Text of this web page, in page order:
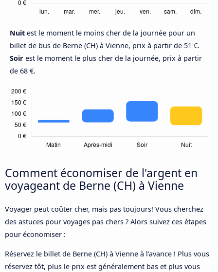
Nuit est le moment le moins cher de la journée pour un
billet de bus de Berne (CH) à Vienne, prix à partir de 51 €.
Soir est le moment le plus cher de la journée, prix à partir
de 68 €.
Comment économiser de l'argent en
voyageant de Berne (CH) à Vienne
Voyager peut coûter cher, mais pas toujours! Vous cherchez
des astuces pour voyages pas chers ? Alors suivez ces étapes
pour économiser :
Réservez le billet de Berne (CH) à Vienne à l'avance ! Plus vous
réservez tôt, plus le prix est généralement bas et plus vous